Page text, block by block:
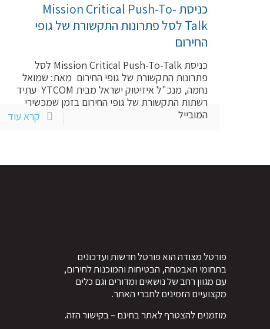
כניסת Mission Critical Push-To-
Talk לסל פתרונות התקשורת של גופי
החירום
כניסת Mission Critical Push-To-Talk לסל
פתרונות התקשורת של גופי החירום מאת: שמואל
נחמה, מנכ"ל איזיטוק ישראל מבית YTCOM עתיד
רשתות התקשורת של גופי החירום בזמן שמכשירי
המובייל
קרא עוד
פורטל מצודה הוא פורטל חדשות ועדכונים
בתחומי האבטחה, הבטיחות והמוכנות לחירום,
עם מגוון רחב של נושאים ומדורים וגם כלים
מקצועיים הזמינים לחברי האתר.
מוזמנים להצטרף לאתר בחינם – בקישור הזה.